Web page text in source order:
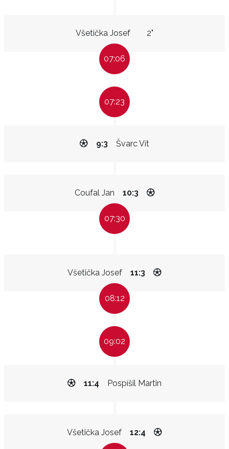
Všetička Josef 2"
07:06
07:23
Švarc Vít
9:3
Coufal Jan 10:3
07:30
Všetička Josef 11:3
08:12
09:02
Pospíšil Martin
11:4
Všetička Josef 12:4